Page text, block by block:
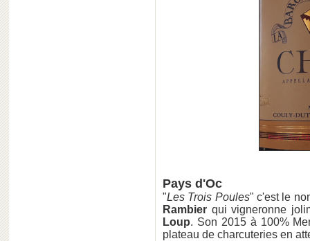
Pays d'Oc
"Les Trois Poules" c'est le
Rambier qui vigneronne
Loup. Son 2015 à 100%
plateau de charcuteries en